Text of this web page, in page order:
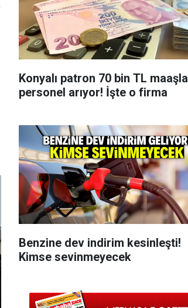
Konyalı patron 70 bin TL maaşla
personel arıyor! İşte o firma
Benzine dev indirim kesinleşti!
Kimse sevinmeyecek